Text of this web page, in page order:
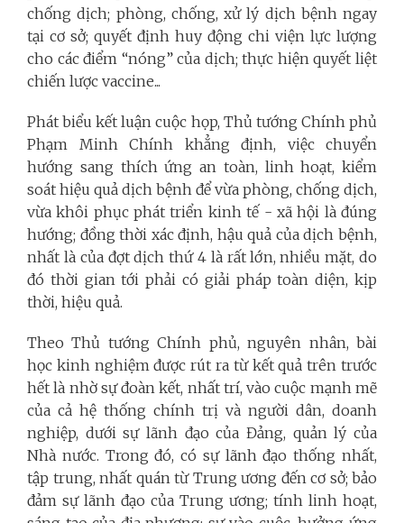
chống dịch; phòng, chống, xử lý dịch bệnh ngay
tại cơ sở; quyết định huy động chi viện lực lượng
cho các điểm “nóng” của dịch; thực hiện quyết liệt
chiến lược vaccine...
Phát biểu kết luận cuộc họp, Thủ tướng Chính phủ
Phạm Minh Chính khẳng định, việc chuyển
hướng sang thích ứng an toàn, linh hoạt, kiểm
soát hiệu quả dịch bệnh để vừa phòng, chống dịch,
vừa khôi phục phát triển kinh tế - xã hội là đúng
hướng; đồng thời xác định, hậu quả của dịch bệnh,
nhất là của đợt dịch thứ 4 là rất lớn, nhiều mặt, do
đó thời gian tới phải có giải pháp toàn diện, kịp
thời, hiệu quả.
Theo Thủ tướng Chính phủ, nguyên nhân, bài
học kinh nghiệm được rút ra từ kết quả trên trước
hết là nhờ sự đoàn kết, nhất trí, vào cuộc mạnh mẽ
của cả hệ thống chính trị và người dân, doanh
nghiệp, dưới sự lãnh đạo của Đảng, quản lý của
Nhà nước. Trong đó, có sự lãnh đạo thống nhất,
tập trung, nhất quán từ Trung ương đến cơ sở; bảo
đảm sự lãnh đạo của Trung ương; tính linh hoạt,